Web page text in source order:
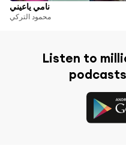
نامي ياعيني
محمود التركي
Listen to